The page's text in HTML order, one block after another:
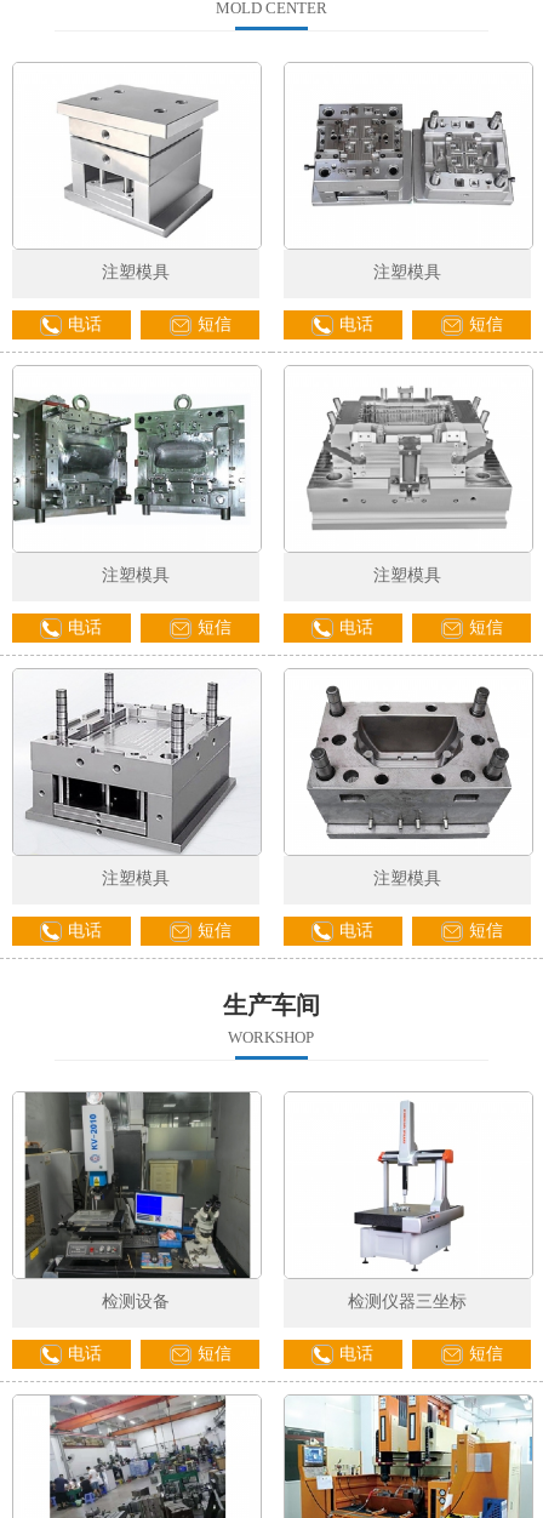
MOLD CENTER
注塑模具
电话 短信
注塑模具
电话 短信
注塑模具
电话 短信
注塑模具
电话 短信
注塑模具
电话 短信
注塑模具
电话 短信
生产车间
WORKSHOP
检测设备
电话 短信
检测仪器三坐标
电话 短信